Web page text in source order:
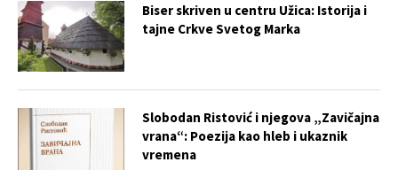
Biser skriven u centru Užica: Istorija i
tajne Crkve Svetog Marka
Slobodan Ristović i njegova „Zavičajna
vrana“: Poezija kao hleb i ukaznik
vremena